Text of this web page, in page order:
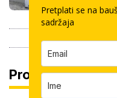
Pročitaj još
Pretplati se na
sadržaja